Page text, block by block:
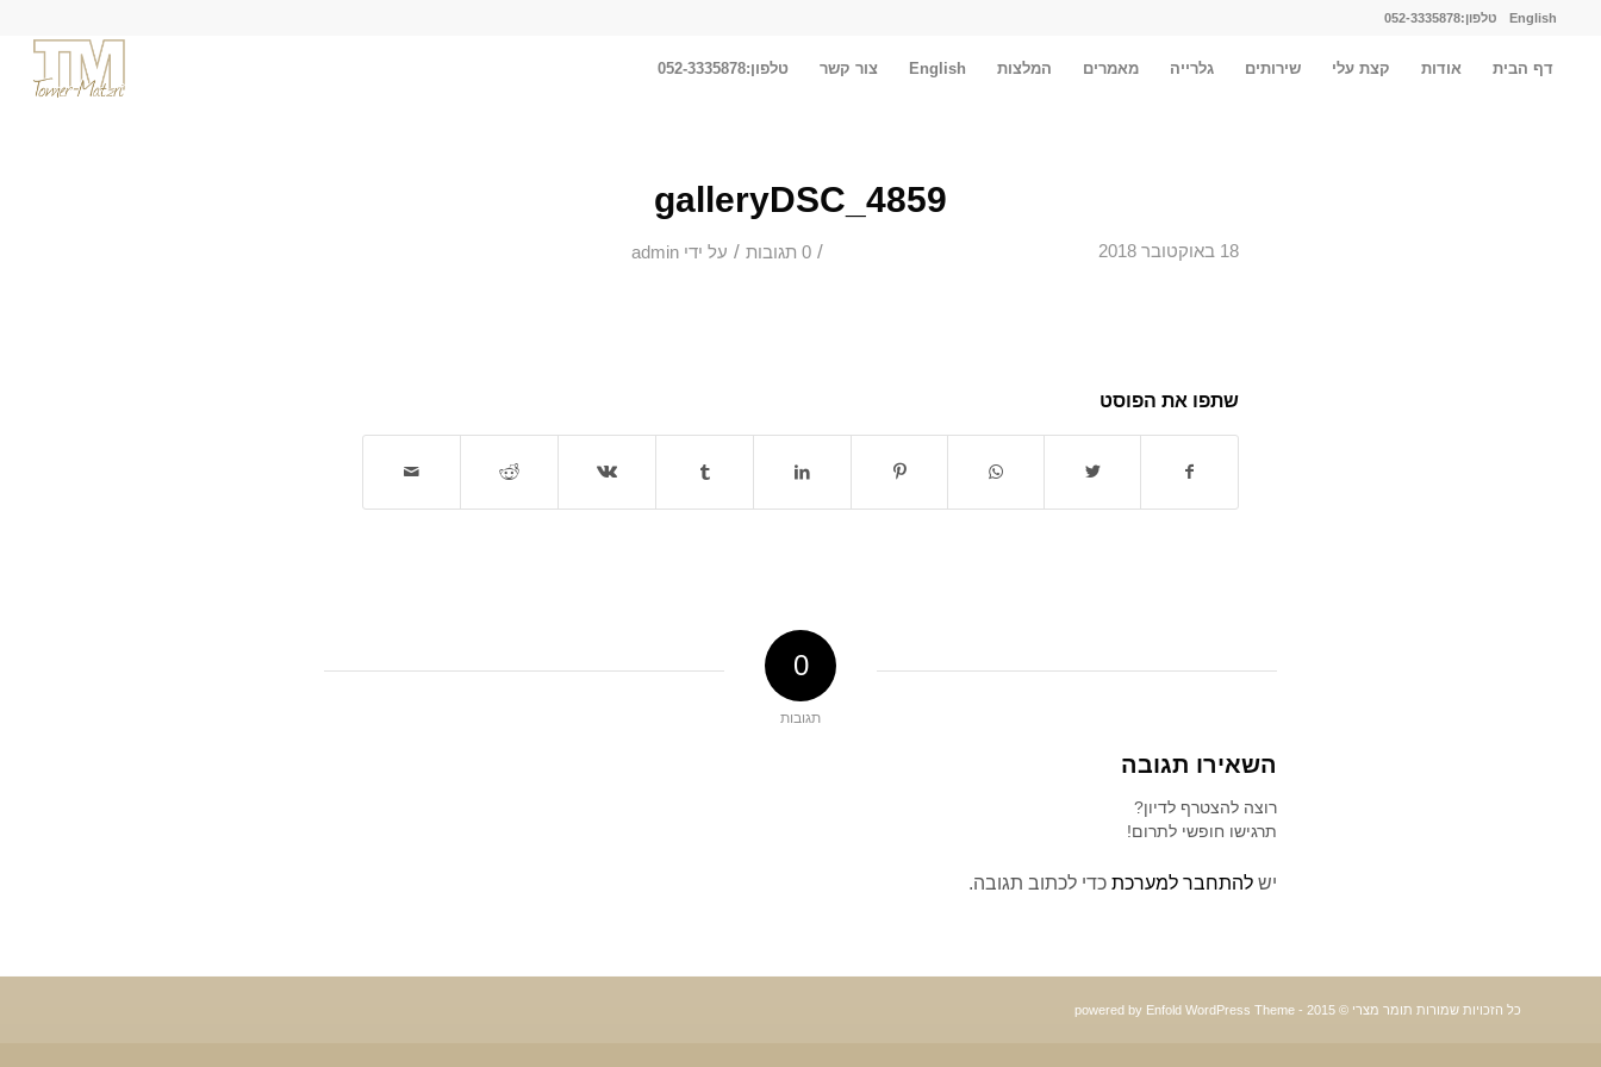
English טלפון:052-3335878
דף הבית אודות קצת עלי שירותים גלרייה מאמרים המלצות English צור קשר טלפון:052-3335878
galleryDSC_4859
18 באוקטובר 2018 / 0 תגובות / על ידי admin
שתפו את הפוסט
0
תגובות
השאירו תגובה
רוצה להצטרף לדיון?
תרגישו חופשי לתרום!
יש להתחבר למערכת כדי לכתוב תגובה.
כל הזכויות שמורות תומר מצרי © 2015 - powered by Enfold WordPress Theme